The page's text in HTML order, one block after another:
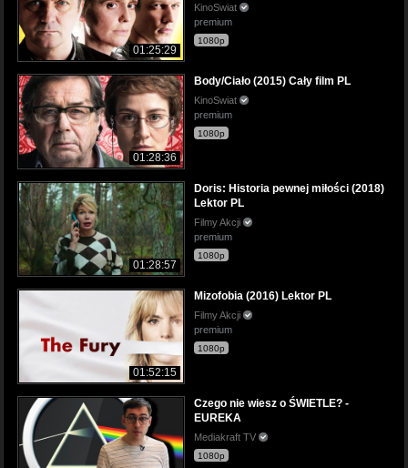
01:25:29
KinoSwiat
premium
1080p
01:28:36
Body/Ciało (2015) Cały film PL
KinoSwiat
premium
1080p
01:28:57
Doris: Historia pewnej miłości (2018)
Lektor PL
Filmy Akcji
premium
1080p
01:52:15
Mizofobia (2016) Lektor PL
Filmy Akcji
premium
1080p
Czego nie wiesz o ŚWIETLE? -
EUREKA
Mediakraft TV
1080p